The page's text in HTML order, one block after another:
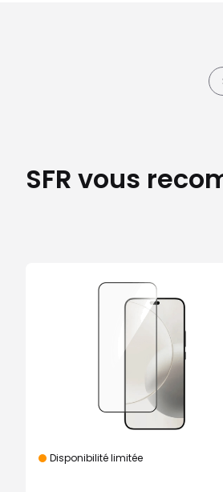
SFR vous
Disponibilité limitée